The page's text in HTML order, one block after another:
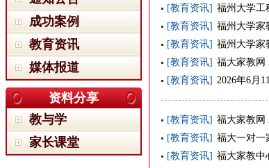
成功案例
教育资讯
媒体报道
资料分享
教与学
家长课堂
[教育资讯] 福州大学工
[教育资讯] 福州大学家
[教育资讯] 福州大学家
[教育资讯] 福大家教网
[教育资讯] 2026年6月
[教育资讯] 福大家教网
[教育资讯] 福大一对一
[教育资讯] 福大家教中